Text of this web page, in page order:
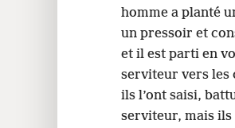
homme a planté
un pressoir et
et il est parti en
serviteur vers les
ils l’ont saisi,
serviteur, mais ils